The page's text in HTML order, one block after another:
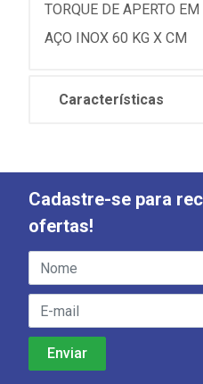
TORQUE DE APERTO
AÇO INOX 60 KG X CM
Características
Cadastre-se para
ofertas!